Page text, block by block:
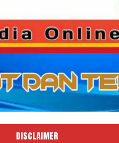
DISCLAIMER